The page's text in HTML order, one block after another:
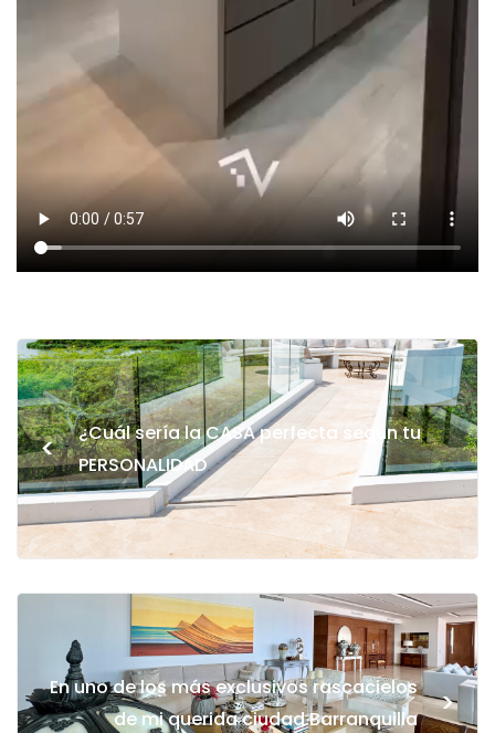
<
¿Cuál sería la CASA perfecta según tu
PERSONALIDAD
En uno de los más exclusivos rascacielos
de mi querida ciudad Barranquilla
>